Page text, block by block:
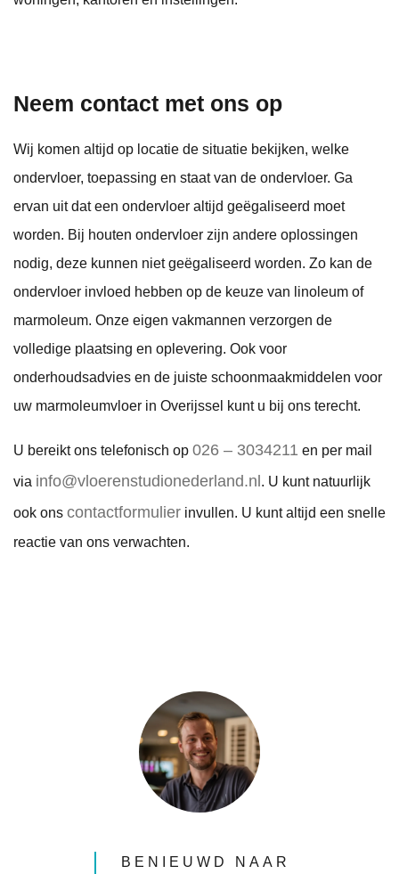
Neem contact met ons op
Wij komen altijd op locatie de situatie bekijken, welke
ondervloer, toepassing en staat van de ondervloer. Ga
ervan uit dat een ondervloer altijd geëgaliseerd moet
worden. Bij houten ondervloer zijn andere oplossingen
nodig, deze kunnen niet geëgaliseerd worden. Zo kan de
ondervloer invloed hebben op de keuze van linoleum of
marmoleum. Onze eigen vakmannen verzorgen de
volledige plaatsing en oplevering. Ook voor
onderhoudsadvies en de juiste schoonmaakmiddelen voor
uw marmoleumvloer in Overijssel kunt u bij ons terecht.
U bereikt ons telefonisch op 026 – 3034211 en per mail
via info@vloerenstudionederland.nl. U kunt natuurlijk
ook ons contactformulier invullen. U kunt altijd een snelle
reactie van ons verwachten.
BENIEUWD NAAR